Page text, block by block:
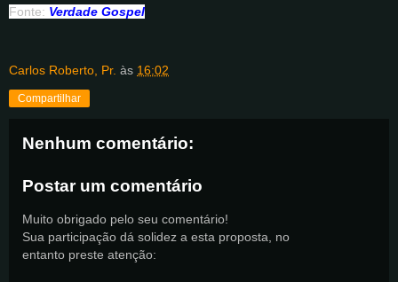
Fonte: Verdade Gospel
Carlos Roberto, Pr. às 16:02
Compartilhar
Nenhum comentário:
Postar um comentário
Muito obrigado pelo seu comentário!
Sua participação dá solidez a esta proposta, no
entanto preste atenção: